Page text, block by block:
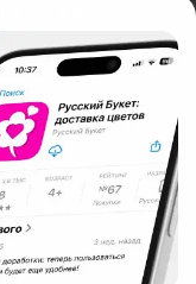
в Москве
«Технология»
Ипподромская,